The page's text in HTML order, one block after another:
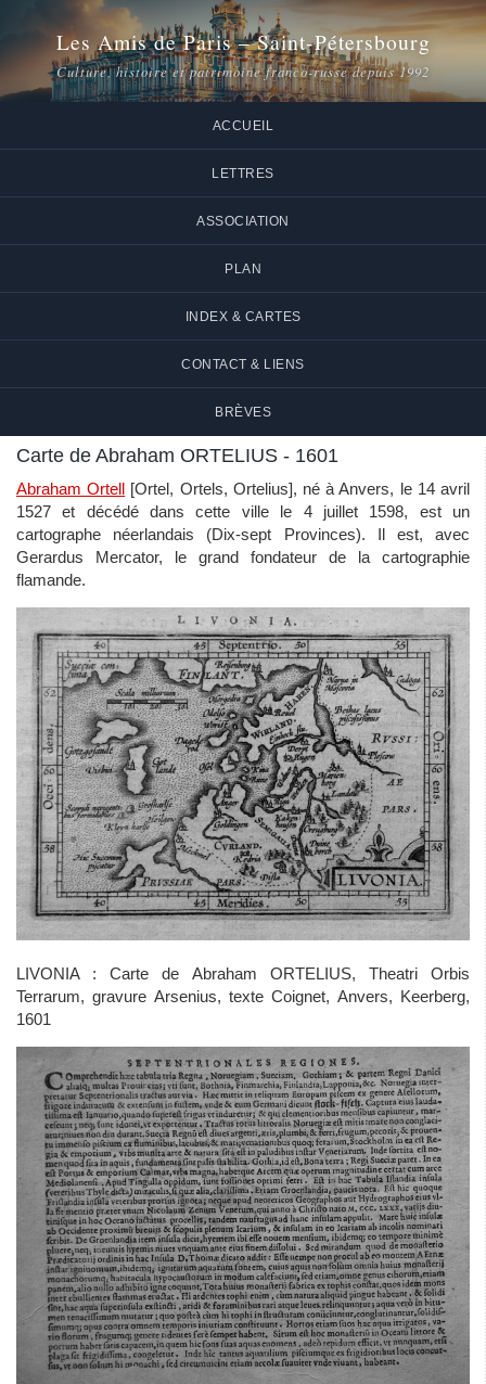
Les Amis de Paris – Saint-Pétersbourg
Culture, histoire et patrimoine franco-russe depuis 1992
ACCUEIL
LETTRES
ASSOCIATION
PLAN
INDEX & CARTES
CONTACT & LIENS
BRÈVES
Carte de Abraham ORTELIUS - 1601
Abraham Ortell [Ortel, Ortels, Ortelius], né à Anvers, le 14 avril
1527 et décédé dans cette ville le 4 juillet 1598, est un
cartographe néerlandais (Dix-sept Provinces). Il est, avec
Gerardus Mercator, le grand fondateur de la cartographie
flamande.
LIVONIA : Carte de Abraham ORTELIUS, Theatri Orbis
Terrarum, gravure Arsenius, texte Coignet, Anvers, Keerberg,
1601